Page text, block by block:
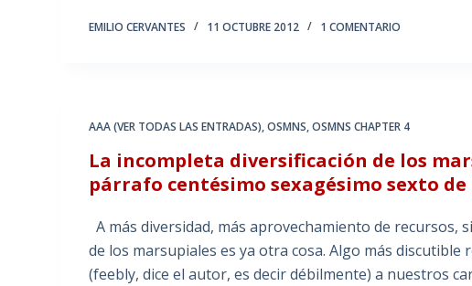
EMILIO CERVANTES 11 OCTUBRE 2012 1 COMENTARIO
AAA (VER TODAS LAS ENTRADAS),OSMNS,OSMNS CHAPTER 4
La incompleta diversificación de los
párrafo centésimo sexagésimo sexto de
A más diversidad, más aprovechamiento de recursos,
de los marsupiales es ya otra cosa. Algo más
(feebly, dice el autor, es decir débilmente) a